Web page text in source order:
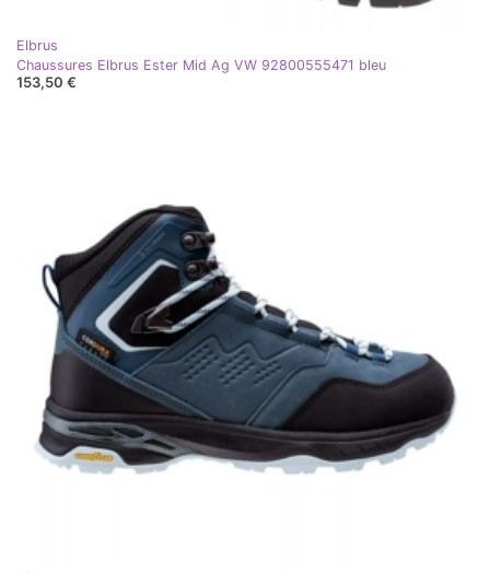
Elbrus
Chaussures Elbrus Ester Mid Ag VW 92800555471 bleu
153,50 €